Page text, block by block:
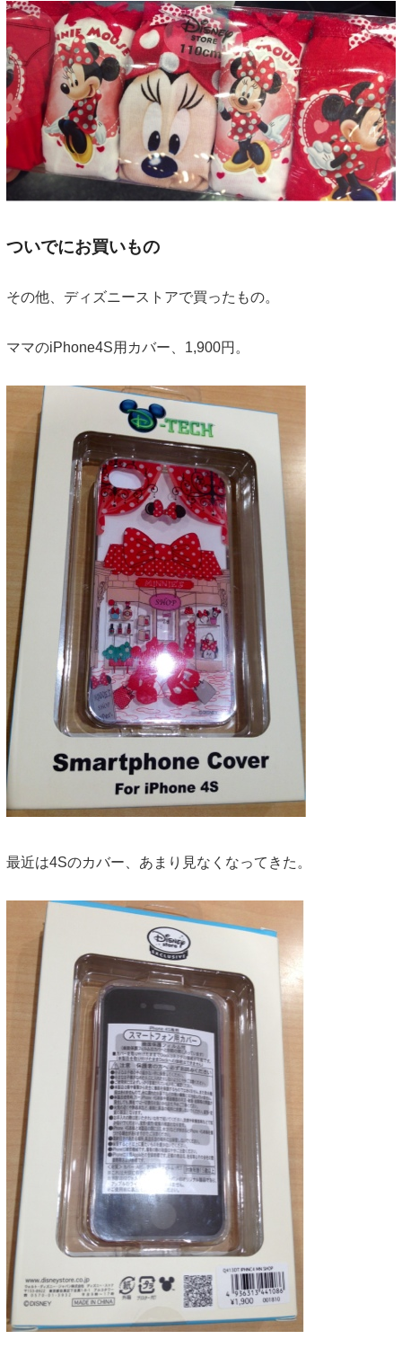
ついでにお買いもの
その他、ディズニーストアで買ったもの。
ママのiPhone4S用カバー、1,900円。
最近は4Sのカバー、あまり見なくなってきた。